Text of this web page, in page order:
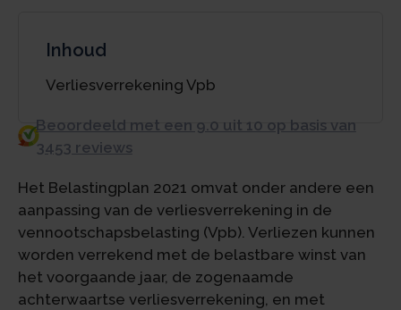
Inhoud
Verliesverrekening Vpb
Beoordeeld met een 9.0 uit 10 op basis van
3453 reviews
Het Belastingplan 2021 omvat onder andere een
aanpassing van de verliesverrekening in de
vennootschapsbelasting (Vpb). Verliezen kunnen
worden verrekend met de belastbare winst van
het voorgaande jaar, de zogenaamde
achterwaartse verliesverrekening, en met